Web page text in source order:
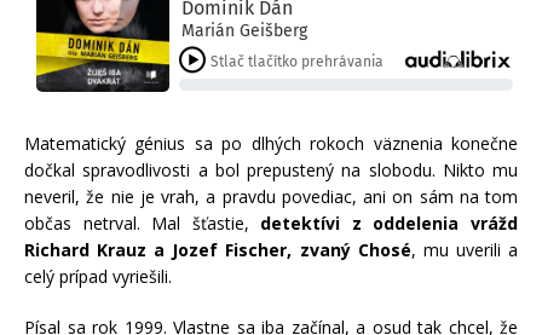
Matematický génius sa po dlhých rokoch väznenia konečne
dočkal spravodlivosti a bol prepustený na slobodu. Nikto mu
neveril, že nie je vrah, a pravdu povediac, ani on sám na tom
občas netrval. Mal šťastie, detektívi z oddelenia vrážd
Richard Krauz a Jozef Fischer, zvaný Chosé, mu uverili a
celý prípad vyriešili.
Písal sa rok 1999. Vlastne sa iba začínal, a osud tak chcel, že